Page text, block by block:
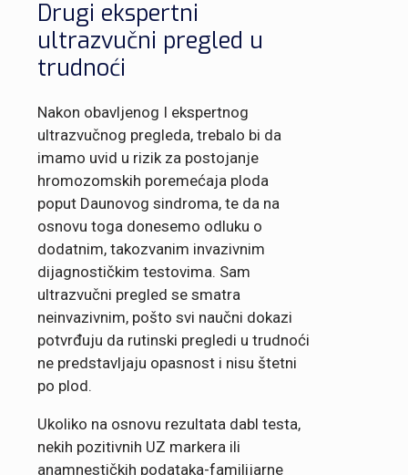
Drugi ekspertni
ultrazvučni pregled u
trudnoći
Nakon obavljenog I ekspertnog
ultrazvučnog pregleda, trebalo bi da
imamo uvid u rizik za postojanje
hromozomskih poremećaja ploda
poput Daunovog sindroma, te da na
osnovu toga donesemo odluku o
dodatnim, takozvanim invazivnim
dijagnostičkim testovima. Sam
ultrazvučni pregled se smatra
neinvazivnim, pošto svi naučni dokazi
potvrđuju da rutinski pregledi u trudnoći
ne predstavljaju opasnost i nisu štetni
po plod.
Ukoliko na osnovu rezultata dabl testa,
nekih pozitivnih UZ markera ili
anamnestičkih podataka-familijarne